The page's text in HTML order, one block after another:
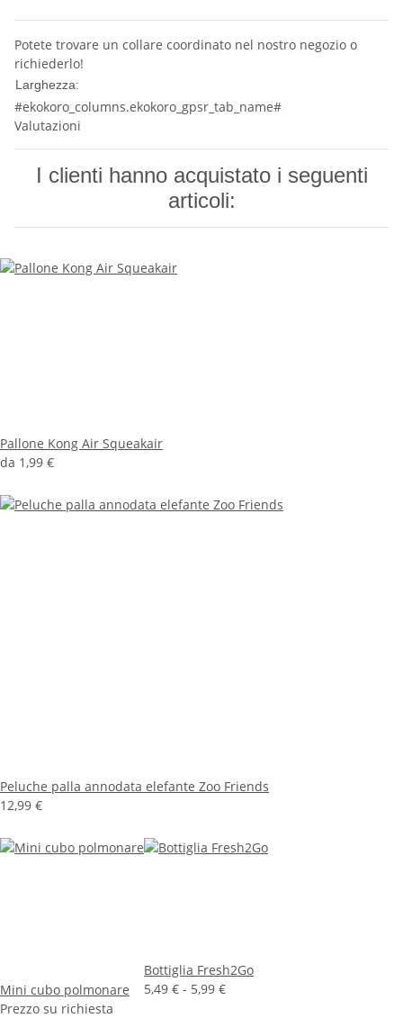
Potete trovare un collare coordinato nel nostro negozio o
richiederlo!
Larghezza:
#ekokoro_columns.ekokoro_gpsr_tab_name#
Valutazioni
I clienti hanno acquistato i seguenti
articoli:
Pallone Kong Air Squeakair
da 1,99 €
Peluche palla annodata elefante Zoo Friends
12,99 €
Mini cubo polmonare
Prezzo su richiesta
Bottiglia Fresh2Go
5,49 € - 5,99 €